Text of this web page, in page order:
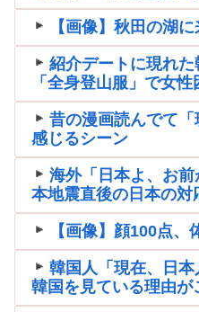
【画像】秋田の湖
紹介デートに現れ
「全身登山服」で女
昔の漫画読んでて
感じるシーン
海外「日本よ、お
本地震直後の日本の対
【画像】顔100点、
韓国人「現在、日
韓国を見ている理由